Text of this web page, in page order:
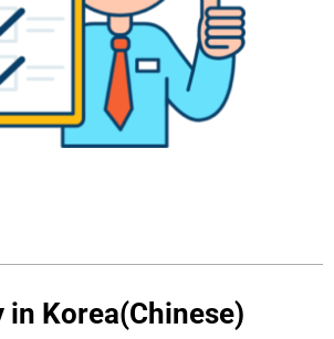
in Korea(Chinese)